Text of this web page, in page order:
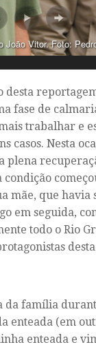
João Vitor. Foto:
desta
fase de
trabalhar e
casos. Nesta
plena
mãe, que
em seguida,
todo o Rio
da família
enteada (em
enteada e